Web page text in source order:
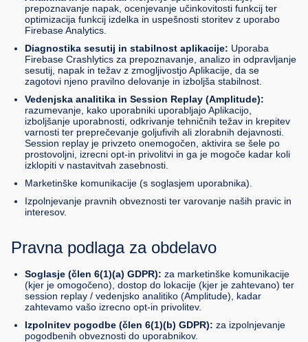
prepoznavanje napak, ocenjevanje učinkovitosti funkcij ter
optimizacija funkcij izdelka in uspešnosti storitev z uporabo
Firebase Analytics.
Diagnostika sesutij in stabilnost aplikacije: Uporaba
Firebase Crashlytics za prepoznavanje, analizo in odpravljanje
sesutij, napak in težav z zmogljivostjo Aplikacije, da se
zagotovi njeno pravilno delovanje in izboljša stabilnost.
Vedenjska analitika in Session Replay (Amplitude):
razumevanje, kako uporabniki uporabljajo Aplikacijo,
izboljšanje uporabnosti, odkrivanje tehničnih težav in krepitev
varnosti ter preprečevanje goljufivih ali zlorabnih dejavnosti.
Session replay je privzeto onemogočen, aktivira se šele po
prostovoljni, izrecni opt-in privolitvi in ga je mogoče kadar koli
izklopiti v nastavitvah zasebnosti.
Marketinške komunikacije (s soglasjem uporabnika).
Izpolnjevanje pravnih obveznosti ter varovanje naših pravic in
interesov.
Pravna podlaga za obdelavo
Soglasje (člen 6(1)(a) GDPR): za marketinške komunikacije
(kjer je omogočeno), dostop do lokacije (kjer je zahtevano) ter
session replay / vedenjsko analitiko (Amplitude), kadar
zahtevamo vašo izrecno opt-in privolitev.
Izpolnitev pogodbe (člen 6(1)(b) GDPR): za izpolnjevanje
pogodbenih obveznosti do uporabnikov.